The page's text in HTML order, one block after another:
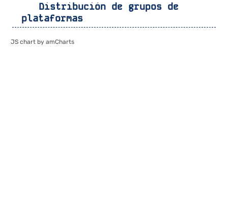
Distribución de grupos de
plataformas
JS chart by amCharts